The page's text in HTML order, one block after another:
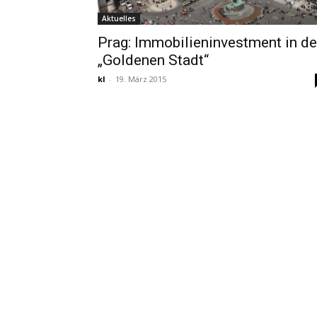
Aktuelles
Prag: Immobilieninvestment in
„Goldenen Stadt“
kl - 19. März 2015